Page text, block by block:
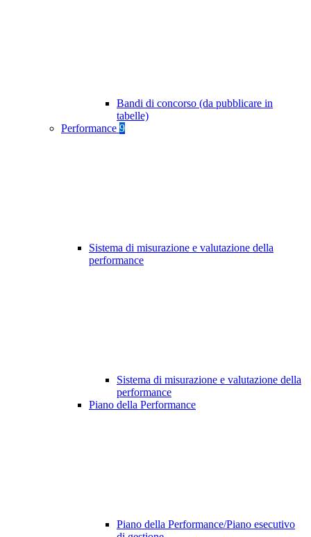
Bandi di concorso (da pubblicare in
tabelle)
Performance 9
Sistema di misurazione e valutazione della
performance
Sistema di misurazione e valutazione della
performance
Piano della Performance
Piano della Performance/Piano esecutivo